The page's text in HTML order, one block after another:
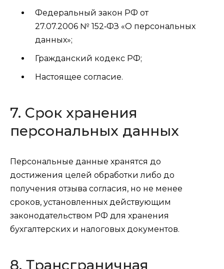
Федеральный закон РФ от
27.07.2006 № 152‑ФЗ «О персональных
данных»;
Гражданский кодекс РФ;
Настоящее согласие.
7. Срок хранения
персональных данных
Персональные данные хранятся до
достижения целей обработки либо до
получения отзыва согласия, но не менее
сроков, установленных действующим
законодательством РФ для хранения
бухгалтерских и налоговых документов.
8. Трансграничная